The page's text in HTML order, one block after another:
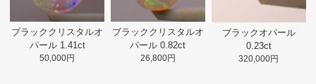
ブラッククリスタルオ
パール 1.41ct
50,000円
ブラッククリスタルオ
パール 0.82ct
26,800円
ブラックオパール
0.23ct
320,000円